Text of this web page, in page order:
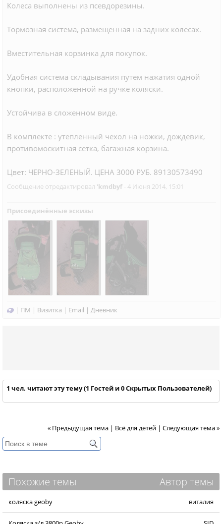
Колеса выполнены из псевдорезины.
Тормозная система, размещенная на задних колесах.
Вместительная корзинка для покупок.
Удобная система складывания путем нажатия одной
кнопки, расположенной на ручке коляски.
Устойчива в сложенном виде.
В комплекте : утепленный чехол на ножки, дождевик,
противомоскитная сетка, багажная корзина.
Цвет: ЧЕРНО-ЗЕЛЕНЫЙ. ЦЕНА 3000 РУБ. 89130573490
Сообщение отредактировал 'kmdbyf - 4 Июня 2014, 15:01
Присоединённые эскизы
| ПМ | Визитка | Email | Дневник
1 чел. читают эту тему (1 Гостей и 0 Скрытых Пользователей)
« Предыдущая тема | Всё для детей | Следующая тема »
Похожие темы Автор темы
коляска geoby виталия